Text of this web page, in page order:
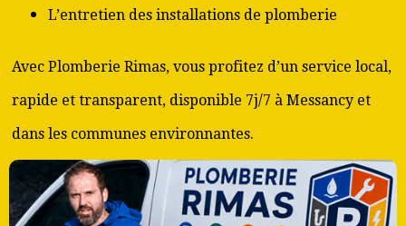
L’entretien des installations de plomberie
Avec Plomberie Rimas, vous profitez d’un service local,
rapide et transparent, disponible 7j/7 à Messancy et
dans les communes environnantes.